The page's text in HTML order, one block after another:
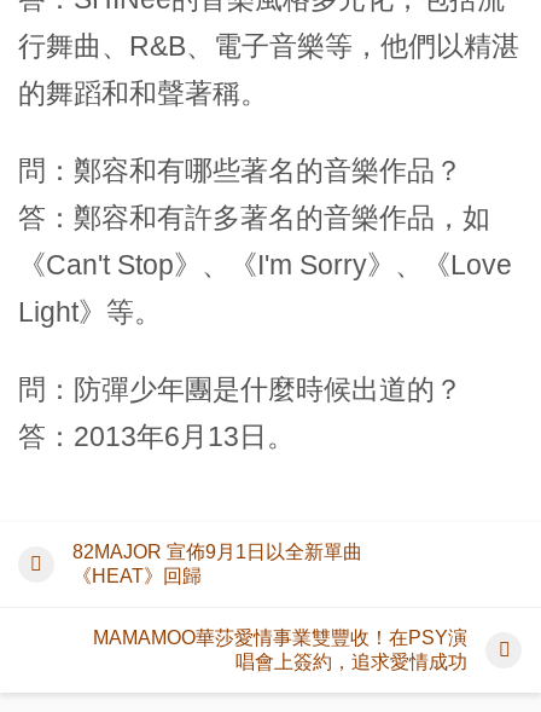
行舞曲、R&B、電子音樂等，他們以精湛
的舞蹈和和聲著稱。
問：鄭容和有哪些著名的音樂作品？
答：鄭容和有許多著名的音樂作品，如
《Can't Stop》、《I'm Sorry》、《Love
Light》等。
問：防彈少年團是什麼時候出道的？
答：2013年6月13日。
82MAJOR 宣佈9月1日以全新單曲
《HEAT》回歸
MAMAMOO華莎愛情事業雙豐收！在PSY演
唱會上簽約，追求愛情成功